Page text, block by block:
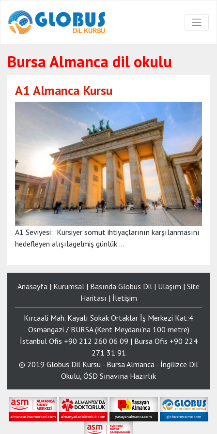
Bursa Almanca dil okulu
A1 Almanca Kursu
A1 Seviyesi: Kursiyer somut ihtiyaçlarının karşılanmasını
hedefleyen alışılagelmiş günlük …
Anasayfa | Kurumsal | Basında Globus Dil | Ulaşım | Site
Haritası | İletişim
Kırcaali Mah. Kayalı Sokak Ortaklar İş Merkezi Kat:4
Osmangazi / BURSA (Kent Meydanı’na 100 metre)
İstanbul Ofis +90 212 260 06 09 | Bursa Ofis +90 224
271 31 91
© 2019 Globus Dil Kursu - Bursa Almanca - İngilizce Dil
Okulu, ÖSD Sınavına Hazırlık